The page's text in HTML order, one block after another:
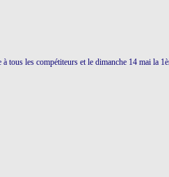
tous les compétiteurs et le dimanche 14 mai la